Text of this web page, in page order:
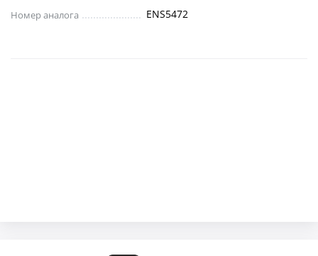
Номер аналога ENS5472